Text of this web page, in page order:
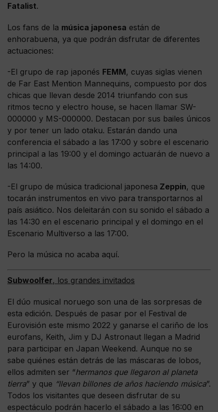
Fatalist.
Los fans de la música japonesa están de
enhorabuena, ya que podrán disfrutar de diferentes
actuaciones:
-El grupo de rap japonés FEMM, cuyas siglas vienen
de Far East Mention Mannequins, compuesto por dos
chicas que llevan desde 2014 triunfando con sus
ritmos tecno y electro house, se hacen llamar SW-
000000 y MS-000000. Destacan por sus bailes únicos
y por tener un lado otaku. Estarán dando una
conferencia el sábado a las 17:00 y sobre el escenario
principal a las 19:00 y el domingo actuarán de nuevo a
las 14:00.
-El grupo de música tradicional japonesa Zeppin, que
tocarán instrumentos en vivo para transportarnos al
país asiático. Nos deleitarán con su sonido el sábado a
las 14:30 en el escenario principal y el domingo en el
Escenario Multiverso a las 17:00.
Pero la música no acaba aquí.
Subwoolfer, los grandes invitados
El dúo musical noruego son una de las sorpresas de
esta edición. Después de pasar por el Festival de
Eurovisión este mismo 2022 y ganarse el cariño de los
eurofans, Keith, Jim y DJ Astronaut llegan a Madrid
para participar en Japan Weekend. Aunque no se
sabe quiénes están detrás de las máscaras de lobos,
ellos admiten ser “hermanos que llegaron al planeta
tierra” y que “llevan billones de años haciendo música”.
Todos los visitantes que deseen disfrutar de su
espectáculo podrán hacerlo el sábado a las 16:00 en